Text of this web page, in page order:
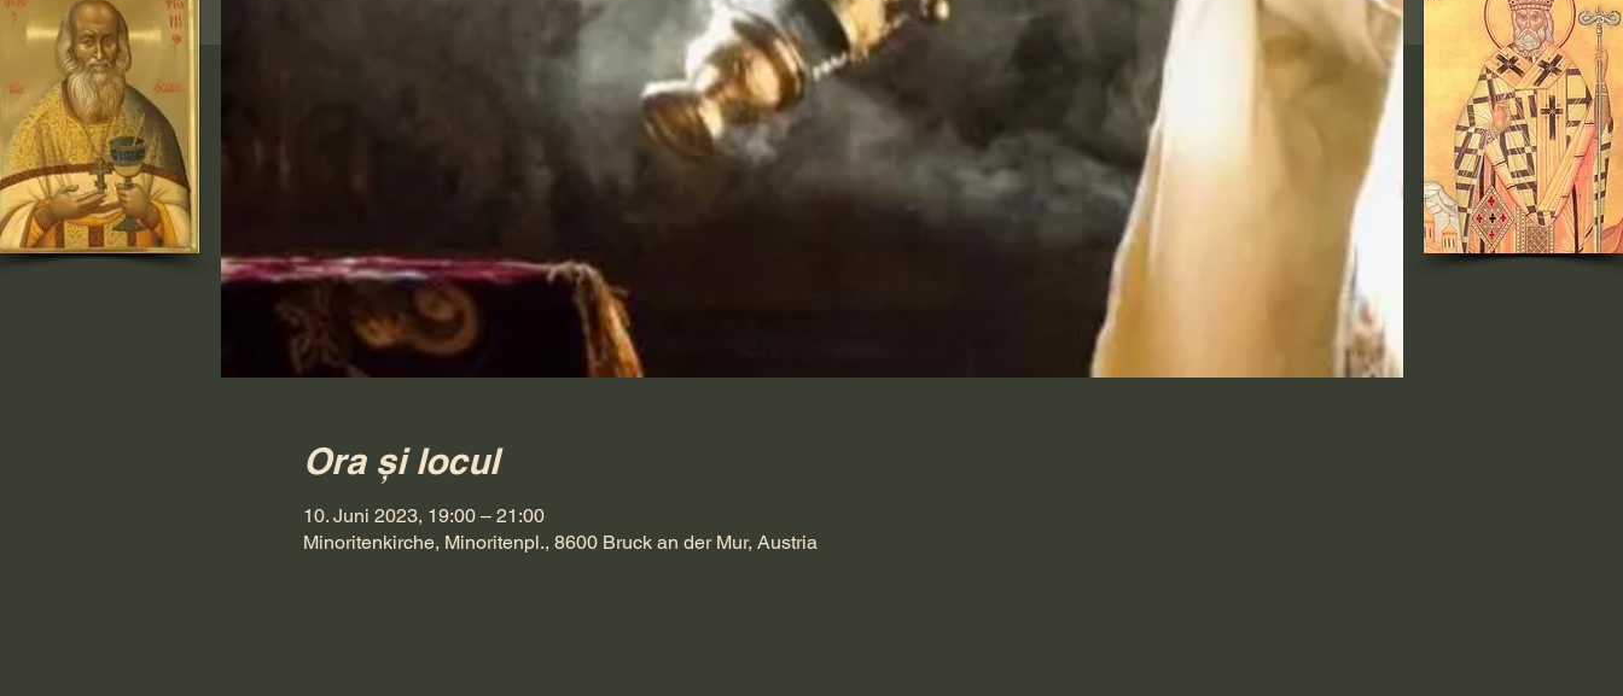
Ora și locul
10. Juni 2023, 19:00 – 21:00
Minoritenkirche, Minoritenpl., 8600 Bruck an der Mur, Austria